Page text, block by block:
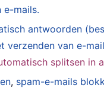
e-mails.
antwoorden
verzenden van e-
splitsen in
, spam-e-mails